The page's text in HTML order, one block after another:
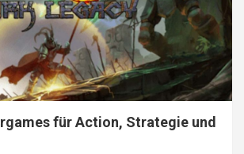
für Action, Strategie und